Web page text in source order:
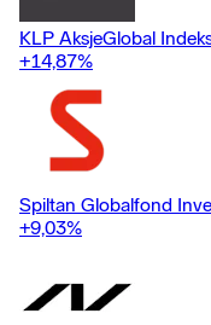
KLP AksjeGlobal
+14,87%
Spiltan Globalfond
+9,03%